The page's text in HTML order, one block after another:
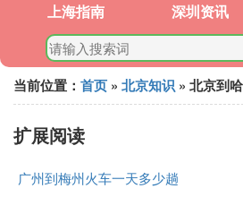
上海指南 深圳资讯
当前位置： 首页 » 北京知识 » 北京到
扩展阅读
广州到梅州火车一天多少趟